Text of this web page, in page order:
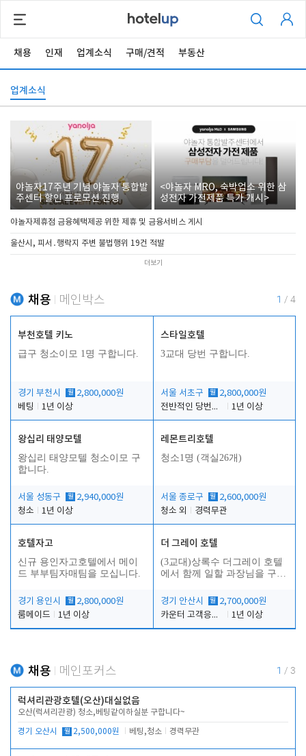
채용 인재 업계소식 구매/견적 부동산
업계소식
야놀자17주년 기념 야놀자 통합발
주센터 할인 프로모션 진행
<야놀자 MRO, 숙박업소 위한 삼
성전자 가전제품 특가 개시>
야놀자제휴점 금융혜택제공 위한 제휴 및 금융서비스 게시
울산시, 피서․행락지 주변 불법행위 19건 적발
더보기
채용 메인박스 1 / 4
부천호텔 키노
급구 청소이모 1명 구합니다.
경기 부천시 월 2,800,000원
베팅
1년 이상
스타일호텔
3교대 당번 구합니다.
서울 서초구 월 2,800,000원
전반적인 당번업무
1년 이상
왕십리 태양모텔
왕십리 태양모텔 청소이모 구
합니다.
서울 성동구 월 2,940,000원
청소
1년 이상
레몬트리호텔
청소1명 (객실26개)
서울 종로구 월 2,600,000원
청소 외
경력무관
호텔자고
신규 용인자고호텔에서 메이
드 부부팀자매팀을 모십니다.
경기 용인시 월 2,800,000원
룸메이드
1년 이상
더 그레이 호텔
(3교대)상록수 더그레이 호텔
에서 함께 일할 과장님을 구합
경기 안산시
월 2,700,000원
카운터 고객응대 및 야간더블청소
1년 이상
채용 메인포커스 1 / 3
럭셔리관광호텔(오산)대실없음
오산(럭셔리관광) 청소,베팅같이하실분 구합니다~
경기 오산시 월 2,500,000원 베팅,청소 경력무관